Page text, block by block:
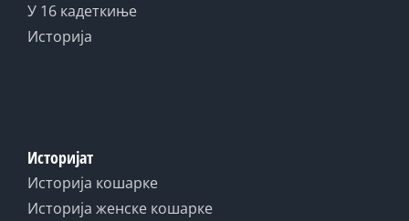
У 16 кадеткиње
Историја
Историјат
Историја кошарке
Историја женске кошарке